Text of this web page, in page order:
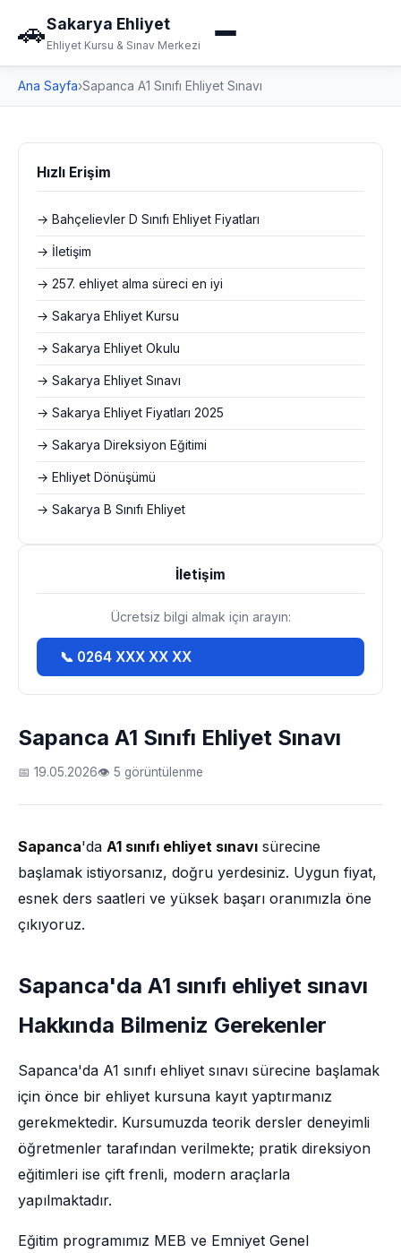
🚗Sakarya Ehliyet
Ehliyet Kursu & Sınav Merkezi
Ana Sayfa›Sapanca A1 Sınıfı Ehliyet Sınavı
Sapanca A1 Sınıfı Ehliyet Sınavı
📅 19.05.2026👁 5 görüntülenme
Sapanca'da A1 sınıfı ehliyet sınavı sürecine
başlamak istiyorsanız, doğru yerdesiniz. Uygun fiyat,
esnek ders saatleri ve yüksek başarı oranımızla öne
çıkıyoruz.
Sapanca'da A1 sınıfı ehliyet sınavı
Hakkında Bilmeniz Gerekenler
Sapanca'da A1 sınıfı ehliyet sınavı sürecine başlamak
için önce bir ehliyet kursuna kayıt yaptırmanız
gerekmektedir. Kursumuzda teorik dersler deneyimli
öğretmenler tarafından verilmekte; pratik direksiyon
eğitimleri ise çift frenli, modern araçlarla
yapılmaktadır.
Eğitim programımız MEB ve Emniyet Genel
Hızlı Erişim
→ Bahçelievler D Sınıfı Ehliyet Fiyatları
→ İletişim
→ 257. ehliyet alma süreci en iyi
→ Sakarya Ehliyet Kursu
→ Sakarya Ehliyet Okulu
→ Sakarya Ehliyet Sınavı
→ Sakarya Ehliyet Fiyatları 2025
→ Sakarya Direksiyon Eğitimi
→ Ehliyet Dönüşümü
→ Sakarya B Sınıfı Ehliyet
İletişim
Ücretsiz bilgi almak için arayın:
📞 0264 XXX XX XX